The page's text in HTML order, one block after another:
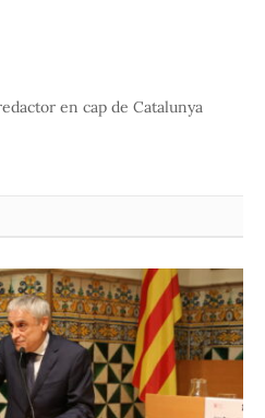
en cap de Catalunya